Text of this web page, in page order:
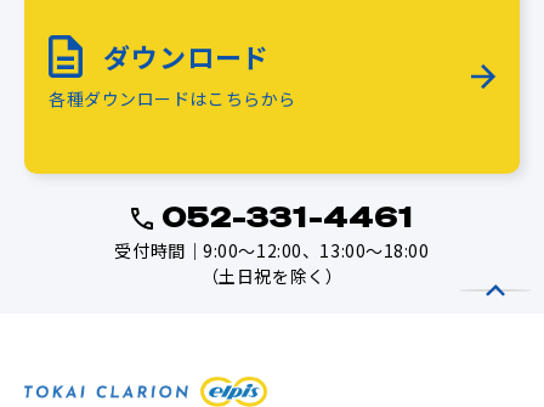
ダウンロード
各種ダウンロードはこちらから
052-331-4461
受付時間｜9:00～12:00、13:00～18:00
（土日祝を除く）